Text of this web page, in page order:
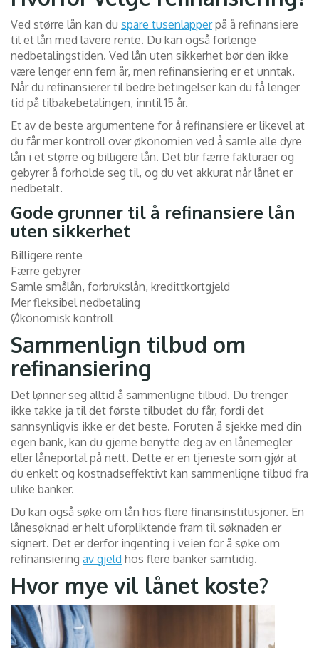
Ved større lån kan du spare tusenlapperpå å refinansiere
til et lån med lavere rente. Du kan også forlenge
nedbetalingstiden. Ved lån uten sikkerhet bør den ikke
være lenger enn fem år, men refinansiering er et unntak.
Når du refinansierer til bedre betingelser kan du få lenger
tid på tilbakebetalingen, inntil 15 år.
Et av de beste argumentene for å refinansiere er likevel at
du får mer kontroll over økonomien ved å samle alle dyre
lån i et større og billigere lån. Det blir færre fakturaer og
gebyrer å forholde seg til, og du vet akkurat når lånet er
nedbetalt.
Gode grunner til å refinansiere lån
uten sikkerhet
Billigere rente
Færre gebyrer
Samle smålån, forbrukslån, kredittkortgjeld
Mer fleksibel nedbetaling
Økonomisk kontroll
Sammenlign tilbud om
refinansiering
Det lønner seg alltid å sammenligne tilbud. Du trenger
ikke takke ja til det første tilbudet du får, fordi det
sannsynligvis ikke er det beste. Foruten å sjekke med din
egen bank, kan du gjerne benytte deg av en lånemegler
eller låneportal på nett. Dette er en tjeneste som gjør at
du enkelt og kostnadseffektivt kan sammenligne tilbud fra
ulike banker.
Du kan også søke om lån hos flere finansinstitusjoner. En
lånesøknad er helt uforpliktende fram til søknaden er
signert. Det er derfor ingenting i veien for å søke om
refinansiering av gjeld hos flere banker samtidig.
Hvor mye vil lånet koste?